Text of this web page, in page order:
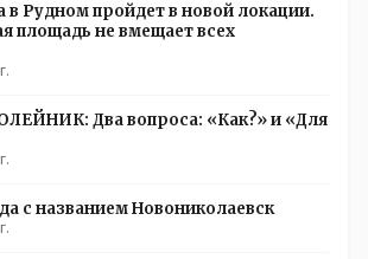
в Рудном пройдет в новой локации.
площадь не вмещает всех
Два вопроса: «Как?» и «Для
с названием Новониколаевск